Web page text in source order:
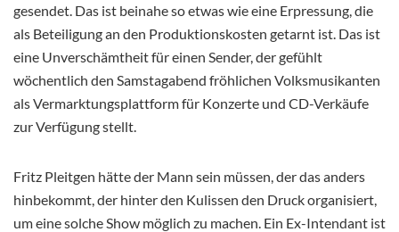
gesendet. Das ist beinahe so etwas wie eine Erpressung, die
als Beteiligung an den Produktionskosten getarnt ist. Das ist
eine Unverschämtheit für einen Sender, der gefühlt
wöchentlich den Samstagabend fröhlichen Volksmusikanten
als Vermarktungsplattform für Konzerte und CD-Verkäufe
zur Verfügung stellt.
Fritz Pleitgen hätte der Mann sein müssen, der das anders
hinbekommt, der hinter den Kulissen den Druck organisiert,
um eine solche Show möglich zu machen. Ein Ex-Intendant ist